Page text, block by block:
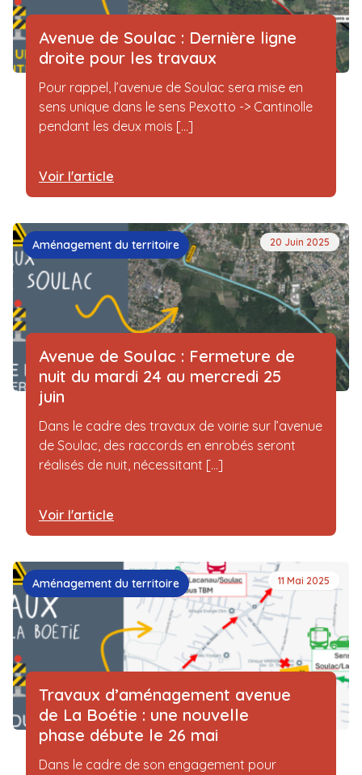
Avenue de Soulac : Dernière ligne
droite pour les travaux
Pour rappel, l’avenue de Soulac sera mise en
sens unique dans le sens Pexotto -> Cantinolle
pendant les deux mois [...]
Voir l'article
Aménagement du territoire 20 Juin 2025
Avenue de Soulac : Fermeture de
nuit du mardi 24 au mercredi 25
juin
Dans le cadre des travaux de voirie sur l’avenue
de Soulac, des raccords en enrobés seront
réalisés de nuit, nécessitant [...]
Voir l'article
Aménagement du territoire 11 Mai 2025
Travaux d’aménagement avenue
de La Boétie : une nouvelle
phase débute le 26 mai
Dans le cadre de son engagement pour